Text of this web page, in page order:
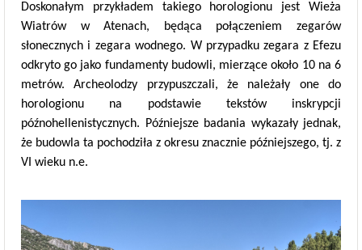
Doskonałym przykładem takiego horologionu jest Wieża
Wiatrów w Atenach, będąca połączeniem zegarów
słonecznych i zegara wodnego. W przypadku zegara z Efezu
odkryto go jako fundamenty budowli, mierzące około 10 na 6
metrów. Archeolodzy przypuszczali, że należały one do
horologionu na podstawie tekstów inskrypcji
późnohellenistycznych. Późniejsze badania wykazały jednak,
że budowla ta pochodziła z okresu znacznie późniejszego, tj. z
VI wieku n.e.